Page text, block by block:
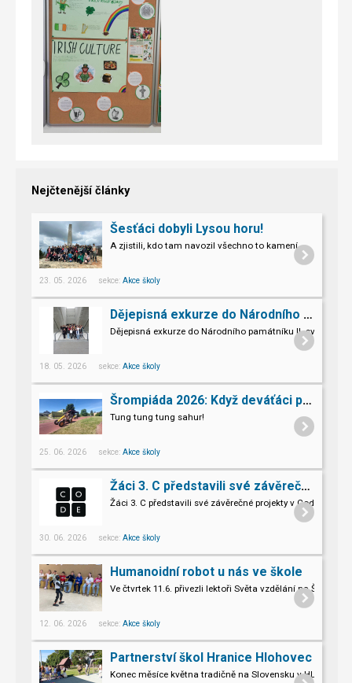
Nejčtenější články
Šesťáci dobyli Lysou horu!
A zjistili, kdo tam navozil všechno to kamení.
23. 05. 2026 sekce: Akce školy
Dějepisná exkurze do Národního památníku II. sv. války v Hrabyni
Dějepisná exkurze do Národního památníku II. světové
18. 05. 2026 sekce: Akce školy
Šrompiáda 2026: Když deváťáci převzali velení
Tung tung tung sahur!
25. 06. 2026 sekce: Akce školy
Žáci 3. C představili své závěrečné projekty v Code.org
Žáci 3. C představili své závěrečné projekty v Code.org
30. 06. 2026 sekce: Akce školy
Humanoidní robot u nás ve škole
Ve čtvrtek 11.6. přivezli lektoři Světa vzdělání na
Pro naše třeťáky a páťáky to byl opravdu nevšední zážitek.
12. 06. 2026 sekce: Akce školy
Partnerství škol Hranice Hlohovec
Konec měsíce května tradičně na Slovensku v HLOHOVCI!